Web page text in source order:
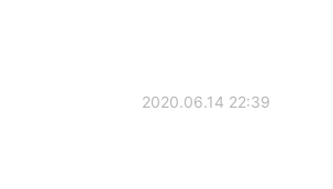
2020.06.14 22:39